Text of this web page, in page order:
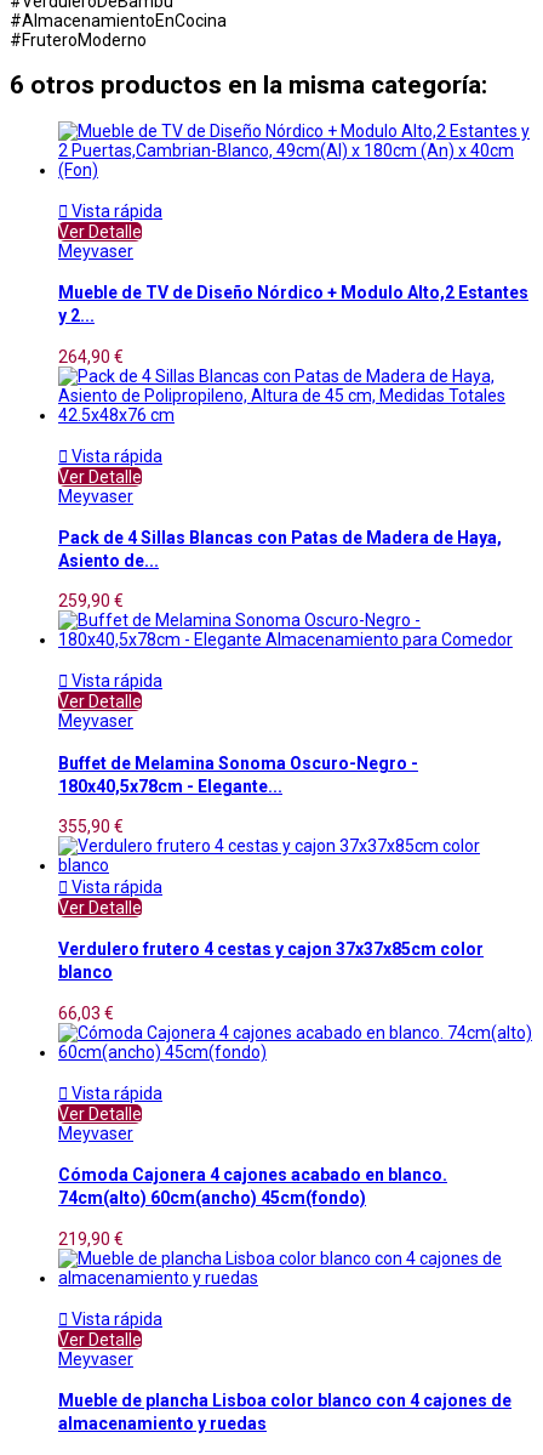
#AlmacenamientoEnCocina
#FruteroModerno
6 otros productos en la misma categoría:
 Vista rápida
Ver Detalle
Meyvaser
Mueble de TV de Diseño Nórdico + Modulo Alto,2 Estantes
y 2...
264,90 €
 Vista rápida
Ver Detalle
Meyvaser
Pack de 4 Sillas Blancas con Patas de Madera de Haya,
Asiento de...
259,90 €
 Vista rápida
Ver Detalle
Meyvaser
Buffet de Melamina Sonoma Oscuro-Negro -
180x40,5x78cm - Elegante...
355,90 €
 Vista rápida
Ver Detalle
Verdulero frutero 4 cestas y cajon 37x37x85cm color
blanco
66,03 €
 Vista rápida
Ver Detalle
Meyvaser
Cómoda Cajonera 4 cajones acabado en blanco.
74cm(alto) 60cm(ancho) 45cm(fondo)
219,90 €
 Vista rápida
Ver Detalle
Meyvaser
Mueble de plancha Lisboa color blanco con 4 cajones de
almacenamiento y ruedas